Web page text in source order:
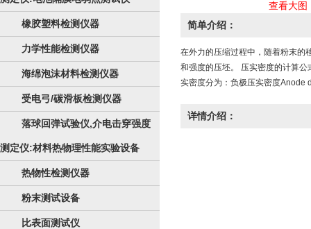
橡胶塑料检测仪器
力学性能检测仪器
海绵泡沫材料检测仪器
受电弓/碳滑板检测仪器
落球回弹试验仪,介电击穿强度
测定仪:材料热物理性能实验设备
热物性检测仪器
粉末测试设备
比表面测试仪
查看大图
简单介绍：
在外力的压缩过程中，随着粉末的
和强度的压坯。 压实密度的计算
实密度分为：负极压实密度Anode
详情介绍：